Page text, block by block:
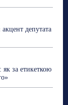
акцент депутата
як за етикеткою